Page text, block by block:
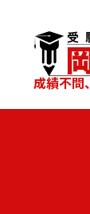
へ
ョ
成績不問